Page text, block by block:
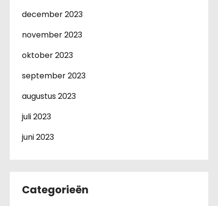
december 2023
november 2023
oktober 2023
september 2023
augustus 2023
juli 2023
juni 2023
Categorieën